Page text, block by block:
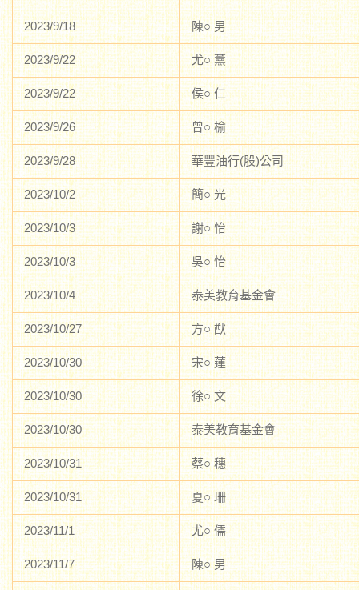
2023/9/18 陳○ 男
2023/9/22 尤○ 薰
2023/9/22 侯○ 仁
2023/9/26 曾○ 榆
2023/9/28 華豐油行(股)公司
2023/10/2 簡○ 光
2023/10/3 謝○ 怡
2023/10/3 吳○ 怡
2023/10/4 泰美教育基金會
2023/10/27 方○ 猷
2023/10/30 宋○ 蓮
2023/10/30 徐○ 文
2023/10/30 泰美教育基金會
2023/10/31 蔡○ 穗
2023/10/31 夏○ 珊
2023/11/1 尤○ 儒
2023/11/7 陳○ 男